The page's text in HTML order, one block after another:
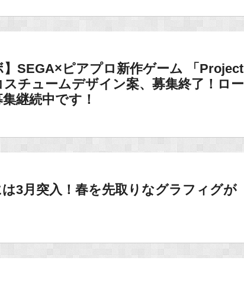
】SEGA×ピアプロ新作ゲーム 「Project
スチュームデザイン案、募集終了！ロー
継続中です！
は3月突入！春を先取りなグラフィグが